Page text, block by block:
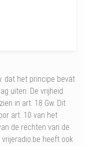
dat het principe bevat
uiten. De vrijheid
in art. 18 Gw. Dit
art. 10 van het
de rechten van de
heeft ook